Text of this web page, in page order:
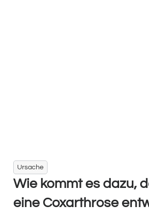
Ursache
Wie kommt es dazu,
eine Coxarthrose